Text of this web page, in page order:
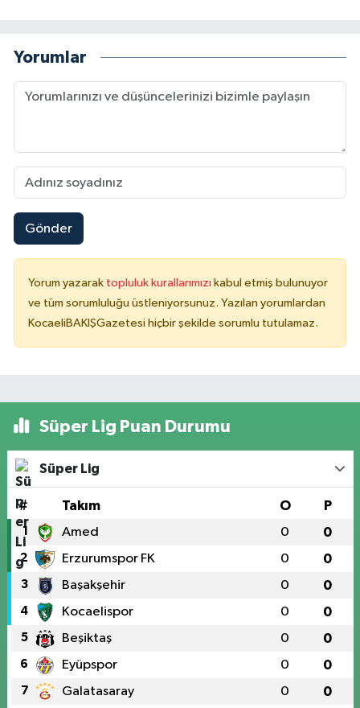
Yorumlar
Gönder
Yorum yazarak topluluk kurallarımızı kabul etmiş bulunuyor
ve tüm sorumluluğu üstleniyorsunuz. Yazılan yorumlardan
KocaeliBAKIŞGazetesi hiçbir şekilde sorumlu tutulamaz.
Süper Lig Puan Durumu
Süper Lig
# Takım O P
1 Amed 0 0
2 Erzurumspor FK 0 0
3 Başakşehir 0 0
4 Kocaelispor 0 0
5 Beşiktaş 0 0
6 Eyüpspor 0 0
7 Galatasaray 0 0